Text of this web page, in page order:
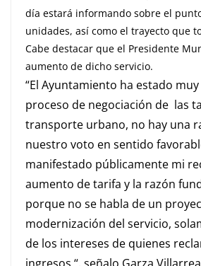
día estará informando sobre el
unidades, así como el trayecto que
Cabe destacar que el Presidente
aumento de dicho servicio.
“El Ayuntamiento ha estado
proceso de negociación de las
transporte urbano, no hay una
nuestro voto en sentido
manifestado públicamente mi
aumento de tarifa y la razón
porque no se habla de un
modernización del servicio,
de los intereses de quienes